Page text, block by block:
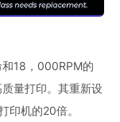
18，000RPM的
量打印。其重新设
印机的20倍。